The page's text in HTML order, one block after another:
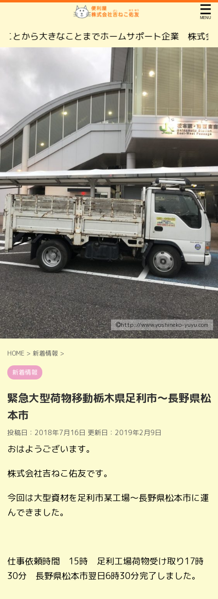
ら大きなことまでホームサポート企業 株式会社吉ね
http://www.yoshineko-yuyu.com
HOME > 新着情報 >
新着情報
緊急大型荷物移動栃木県足利市～長野県松
本市
投稿日：2018年7月16日 更新日： 2019年2月9日
おはようございます。
株式会社吉ねこ佑友です。
今回は大型資材を足利市某工場～長野県松本市に運
んできました。
仕事依頼時間 15時 足利工場荷物受け取り17時
30分 長野県松本市翌日6時30分完了しました。